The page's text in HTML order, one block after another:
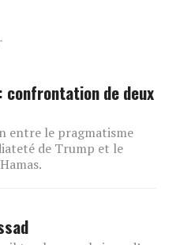
confrontation de deux
entre le pragmatisme
de Trump et le